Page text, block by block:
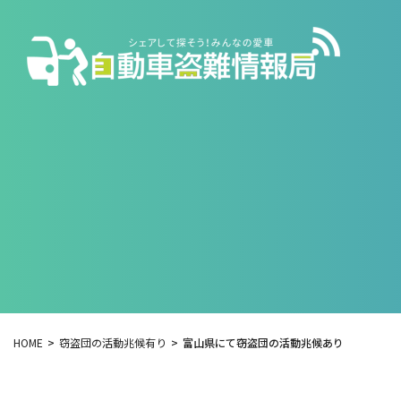
HOME 窃盗団の活動兆候有り 富山県にて窃盗団の活動兆候あり